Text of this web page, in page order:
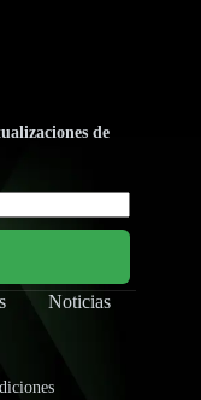
de
Noticias